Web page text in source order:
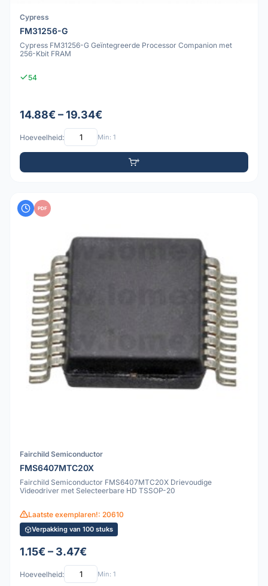
Cypress
FM31256-G
Cypress FM31256-G Geïntegreerde Processor Companion met
256-Kbit FRAM
54
14.88€ – 19.34€
Hoeveelheid: Min: 1
PDF
Fairchild Semiconductor
FMS6407MTC20X
Fairchild Semiconductor FMS6407MTC20X Drievoudige
Videodriver met Selecteerbare HD TSSOP-20
Laatste exemplaren!: 20610
Verpakking van 100 stuks
1.15€ – 3.47€
Hoeveelheid: Min: 1